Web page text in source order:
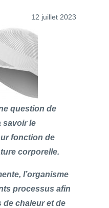
12 juillet 2023
question de
savoir le
fonction de
corporelle.
l’organisme
processus afin
de chaleur et de